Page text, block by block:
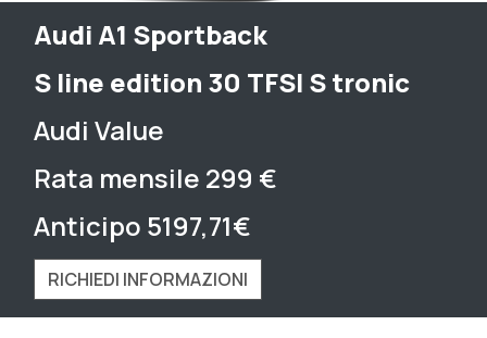
Audi A1 Sportback
S line edition 30 TFSI S tronic
Audi Value
Rata mensile 299 €
Anticipo 5197,71€
RICHIEDI INFORMAZIONI